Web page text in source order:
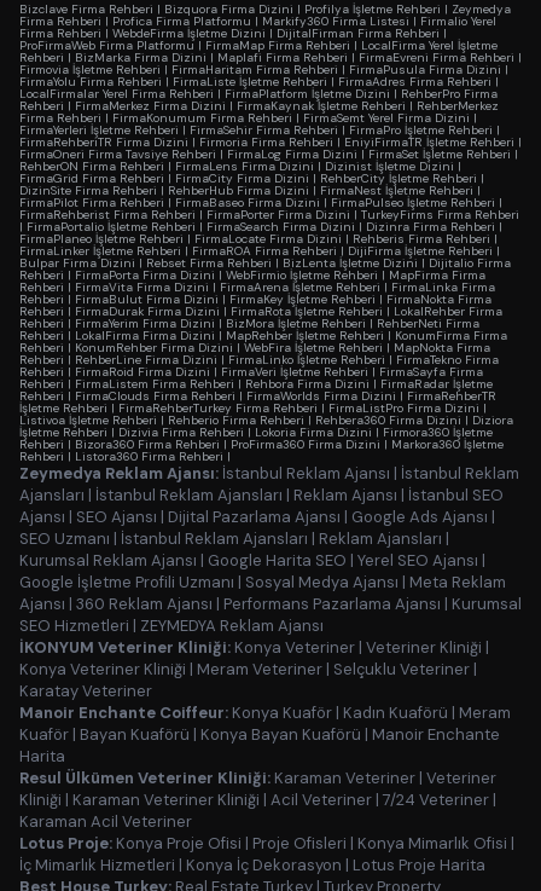
Bizclave Firma Rehberi | Bizquora Firma Dizini | Profilya İşletme Rehberi | Zeymedya
Firma Rehberi | Profica Firma Platformu | Markify360 Firma Listesi | Firmalio Yerel
Firma Rehberi | WebdeFirma İşletme Dizini | DijitalFirman Firma Rehberi |
ProFirmaWeb Firma Platformu | FirmaMap Firma Rehberi | LocalFirma Yerel İşletme
Rehberi | BizMarka Firma Dizini | Maplafi Firma Rehberi | FirmaEvreni Firma Rehberi |
Firmovia İşletme Rehberi | FirmaHaritam Firma Rehberi | FirmaPusula Firma Dizini |
FirmaYolu Firma Rehberi | FirmaListe İşletme Rehberi | FirmaAdres Firma Rehberi |
LocalFirmalar Yerel Firma Rehberi | FirmaPlatform İşletme Dizini | RehberPro Firma
Rehberi | FirmaMerkez Firma Dizini | FirmaKaynak İşletme Rehberi | RehberMerkez
Firma Rehberi | FirmaKonumum Firma Rehberi | FirmaSemt Yerel Firma Dizini |
FirmaYerleri İşletme Rehberi | FirmaSehir Firma Rehberi | FirmaPro İşletme Rehberi |
FirmaRehberiTR Firma Dizini | Firmoria Firma Rehberi | EniyiFirmaTR İşletme Rehberi |
FirmaOneri Firma Tavsiye Rehberi | FirmaLog Firma Dizini |FirmaSet İşletme Rehberi |
RehberON Firma Rehberi | FirmaLens Firma Dizini | Dizinist İşletme Dizini |
FirmaGrid Firma Rehberi | FirmaCity Firma Dizini | RehberCity İşletme Rehberi |
DizinSite Firma Rehberi | RehberHub Firma Dizini | FirmaNest İşletme Rehberi |
FirmaPilot Firma Rehberi | FirmaBaseo Firma Dizini | FirmaPulseo İşletme Rehberi |
FirmaRehberist Firma Rehberi | FirmaPorter Firma Dizini | TurkeyFirms Firma Rehberi
| FirmaPortalio İşletme Rehberi | FirmaSearch Firma Dizini | Dizinra Firma Rehberi |
FirmaPlaneo İşletme Rehberi | FirmaLocate Firma Dizini | Rehberis Firma Rehberi |
FirmaLinker İşletme Rehberi | FirmaROA Firma Rehberi | DijiFirma İşletme Rehberi |
Bulpar Firma Dizini | Rebset Firma Rehberi | BizLenta İşletme Dizini | Dijitalio Firma
Rehberi | FirmaPorta Firma Dizini | WebFirmio İşletme Rehberi | MapFirma Firma
Rehberi | FirmaVita Firma Dizini | FirmaArena İşletme Rehberi | FirmaLinka Firma
Rehberi | FirmaBulut Firma Dizini | FirmaKey İşletme Rehberi | FirmaNokta Firma
Rehberi | FirmaDurak Firma Dizini | FirmaRota İşletme Rehberi | LokalRehber Firma
Rehberi | FirmaYerim Firma Dizini | BizMora İşletme Rehberi | RehberNeti Firma
Rehberi | LokalFirma Firma Dizini | MapRehber İşletme Rehberi | KonumFirma Firma
Rehberi | KonumRehber Firma Dizini | WebFira İşletme Rehberi | MapNokta Firma
Rehberi | RehberLine Firma Dizini | FirmaLinko İşletme Rehberi | FirmaTekno Firma
Rehberi | FirmaRoid Firma Dizini | FirmaVeri İşletme Rehberi | FirmaSayfa Firma
Rehberi | FirmaListem Firma Rehberi | Rehbora Firma Dizini | FirmaRadar İşletme
Rehberi | FirmaClouds Firma Rehberi | FirmaWorlds Firma Dizini | FirmaRehberTR
İşletme Rehberi | FirmaRehberTurkey Firma Rehberi | FirmaListPro Firma Dizini |
Listivoa İşletme Rehberi | Rehberio Firma Rehberi | Rehbera360 Firma Dizini | Diziora
İşletme Rehberi | Dizivia Firma Rehberi | Lokoria Firma Dizini | Firmora360 İşletme
Rehberi | Bizora360 Firma Rehberi | ProFirma360 Firma Dizini | Markora360 İşletme
Rehberi | Listora360 Firma Rehberi |
Zeymedya Reklam Ajansı: İstanbul Reklam Ajansı | İstanbul Reklam
Ajansları | İstanbul Reklam Ajansları | Reklam Ajansı | İstanbul SEO
Ajansı | SEO Ajansı | Dijital Pazarlama Ajansı | Google Ads Ajansı |
SEO Uzmanı | İstanbul Reklam Ajansları | Reklam Ajansları |
Kurumsal Reklam Ajansı | Google Harita SEO | Yerel SEO Ajansı |
Google İşletme Profili Uzmanı | Sosyal Medya Ajansı | Meta Reklam
Ajansı | 360 Reklam Ajansı | Performans Pazarlama Ajansı | Kurumsal
SEO Hizmetleri | ZEYMEDYA Reklam Ajansı
İKONYUM Veteriner Kliniği: Konya Veteriner | Veteriner Kliniği |
Konya Veteriner Kliniği | Meram Veteriner | Selçuklu Veteriner |
Karatay Veteriner
Manoir Enchante Coiffeur: Konya Kuaför | Kadın Kuaförü | Meram
Kuaför | Bayan Kuaförü | Konya Bayan Kuaförü | Manoir Enchante
Harita
Resul Ülkümen Veteriner Kliniği: Karaman Veteriner | Veteriner
Kliniği | Karaman Veteriner Kliniği | Acil Veteriner | 7/24 Veteriner |
Karaman Acil Veteriner
Lotus Proje: Konya Proje Ofisi | Proje Ofisleri | Konya Mimarlık Ofisi |
İç Mimarlık Hizmetleri | Konya İç Dekorasyon | Lotus Proje Harita
Best House Turkey: Real Estate Turkey | Turkey Property